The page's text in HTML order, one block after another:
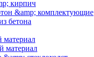
кирпич
&amp; комплектующие
бетона
материал
материал